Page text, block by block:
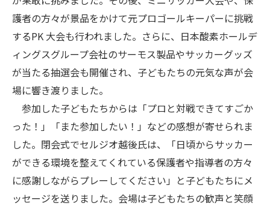
護者の方々が景品をかけて元プロゴールキーパーに挑戦
するPK 大会も行われました。さらに、日本酸素ホールデ
ィングスグループ会社のサーモス製品やサッカーグッズ
が当たる抽選会も開催され、子どもたちの元気な声が会
場に響き渡りました。
参加した子どもたちからは「プロと対戦できてすごか
った！」「また参加したい！」などの感想が寄せられま
した。閉会式でセルジオ越後氏は、「日頃からサッカー
ができる環境を整えてくれている保護者や指導者の方々
に感謝しながらプレーしてください」と子どもたちにメ
ッセージを送りました。会場は子どもたちの歓声と笑顔